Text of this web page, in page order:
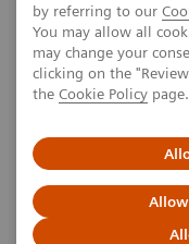
by referring to our
You may allow all
may change your
clicking on the
the Cookie Policy page.
Press release
Siemens
Intelligenz
neues Niveau